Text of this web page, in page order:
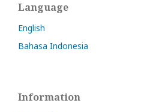
Language
English
Bahasa Indonesia
Information